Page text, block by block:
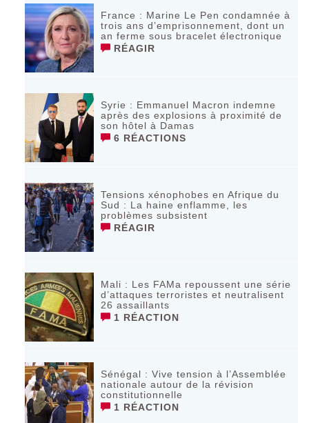
France : Marine Le Pen condamnée à
trois ans d’emprisonnement, dont un
an ferme sous bracelet électronique
RÉAGIR
Syrie : Emmanuel Macron indemne
après des explosions à proximité de
son hôtel à Damas
6 RÉACTIONS
Tensions xénophobes en Afrique du
Sud : La haine enflamme, les
problèmes subsistent
RÉAGIR
Mali : Les FAMa repoussent une série
d’attaques terroristes et neutralisent
26 assaillants
1 RÉACTION
Sénégal : Vive tension à l’Assemblée
nationale autour de la révision
constitutionnelle
1 RÉACTION